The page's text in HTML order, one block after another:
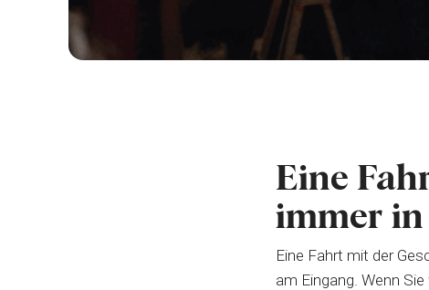
Eine
immer
Eine Fahrt mit der
am Eingang. Wenn